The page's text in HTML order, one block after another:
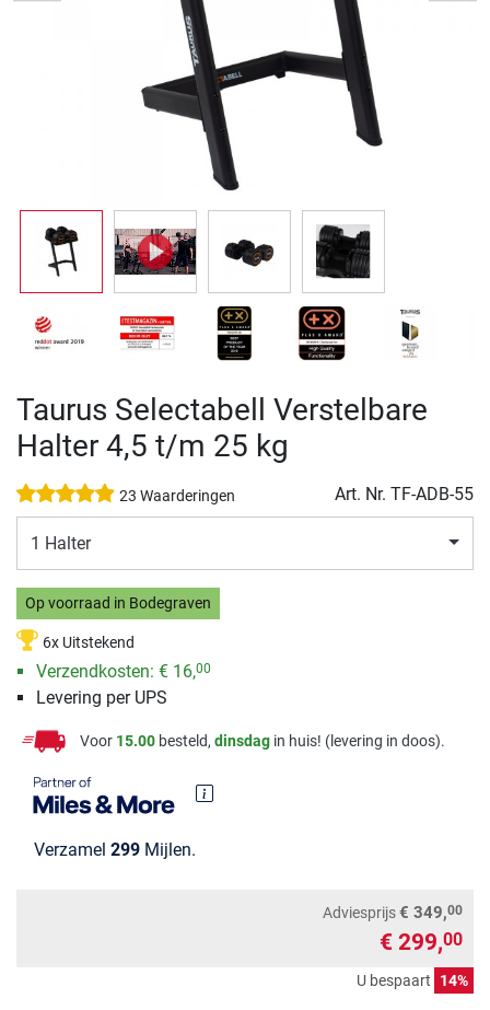
Taurus Selectabell Verstelbare
Halter 4,5 t/m 25 kg
23 Waarderingen Art. Nr. TF-ADB-55
1 Halter
Op voorraad in Bodegraven
6x Uitstekend
Verzendkosten: € 16,00
Levering per UPS
Voor 15.00 besteld, dinsdag in huis! (levering in doos).
Verzamel 299 Mijlen.
Adviesprijs€ 349,00
€ 299,00
U bespaart 14%